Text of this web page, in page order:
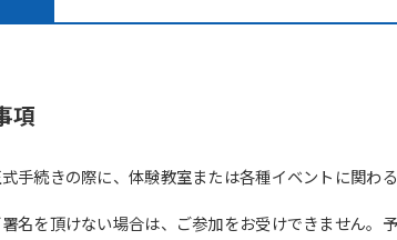
項
手続きの際に、体験教室または各種イベントに関わ
名を頂けない場合は、ご参加をお受けできません。